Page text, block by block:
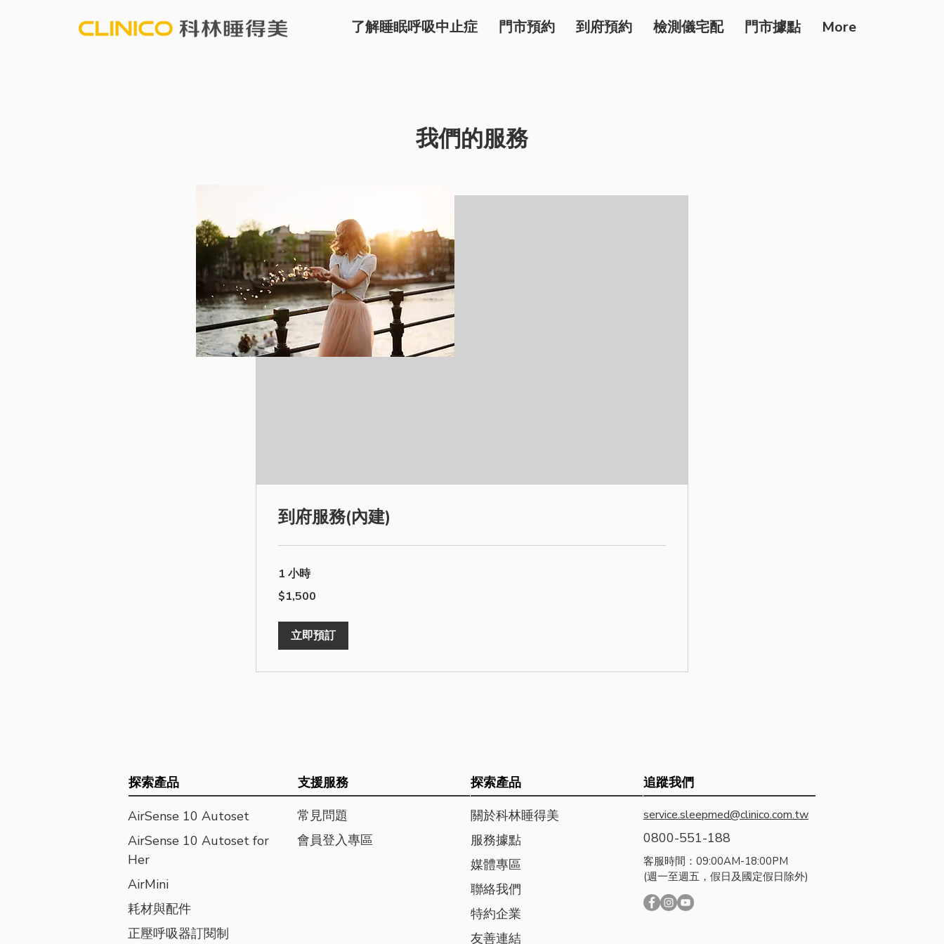
了解睡眠呼吸中止症 門市預約 到府預約 檢測儀宅配 門市據點 More
我們的服務
到府服務(內建)
1 小時
1,500
新
$1,500
立即預訂
探索產品
AirSense 10 Autoset
AirSense 10 Autoset for
Her
AirMini
耗材與配件
正壓呼吸器訂閱制
支援服務
常見問題
會員登入專區
探索產品
關於科林睡得美
服務據點
媒體專區
聯絡我們
特約企業
友善連結
追蹤我們
service.sleepmed@clinico.com.tw
0800-551-188
客服時間：09:00AM-18:00PM
(週一至週五，假日及國定假日除外)